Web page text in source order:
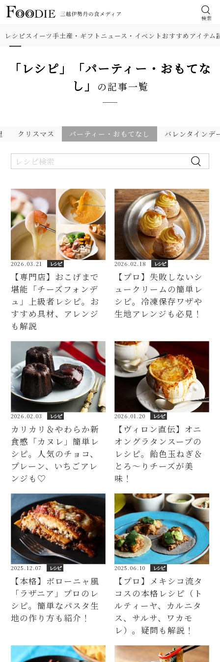
検索
レシピスイーツ手土産・ギフト ニュース・イベントおすすめアイテム
「レシピ」「パーティー・おもてな
し」
の記事一覧
クリスマス パーティー・おもてなし バレンタインデ
2026.03.21 レシピ
【専門店】おこげまで
堪能「チーズフォンデ
ュ」上級者レシピ。お
すすめ具材、アレンジ
も解説
2026.02.18 レシピ
【プロ】失敗しないシ
ュークリームの簡単レ
シピ。冷凍保存ワザや
生地アレンジも必見！
2026.02.03 レシピ
カリカリ＆やわらか新
食感「カヌレ」簡単レ
シピ。人気のチョコ、
プレーン、いちごアレ
ンジも♡
2026.01.20 レシピ
【ヴィロン直伝】オニ
オングラタンスープの
レシピ。飴色玉ねぎ＆
とろ～りチーズが美
味！
2025.12.07 レシピ
【本格】ボローニャ風
「ラザニア」プロのレ
シピ。簡単なパスタ生
地の作り方も紹介！
2025.06.10 レシピ
【プロ】メキシコ流タ
コスの本格レシピ（ト
ルティーヤ、カルニタ
ス、サルサ、ワカモ
レ）。疑問も解説！